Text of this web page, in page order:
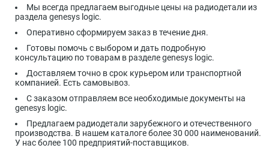
Мы всегда предлагаем выгодные цены на радиодетали из
раздела genesys logic.
Оперативно сформируем заказ в течение дня.
Готовы помочь с выбором и дать подробную
консультацию по товарам в разделе genesys logic.
Доставляем точно в срок курьером или транспортной
компанией. Есть самовывоз.
С заказом отправляем все необходимые документы на
genesys logic.
Предлагаем радиодетали зарубежного и отечественного
производства. В нашем каталоге более 30 000 наименований.
У нас более 100 предприятий-поставщиков.